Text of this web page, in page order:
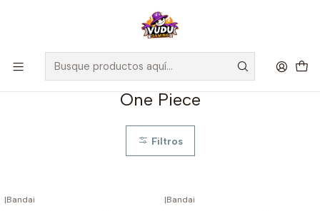
🚀 ¡Despachamos a todo Chile! Envío GRATIS a Regiones sobre
$100.000 y a RM sobre $35.000
Inicio Juegos de Cartas TCG One Piece
One Piece
Filtros
|Bandai |Bandai